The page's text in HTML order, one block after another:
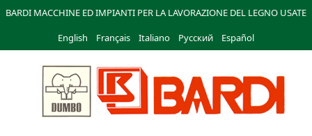
Salta al
principale
BARDI MACCHINE ED IMPIANTI PER LA LAVORAZIONE DEL LEGNO USATE
English
Français Italiano Русский Español